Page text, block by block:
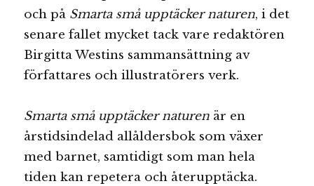
och på Smarta små upptäcker naturen, i det
senare fallet mycket tack vare redaktören
Birgitta Westins sammansättning av
författares och illustratörers verk.
Smarta små upptäcker naturen är en
årstidsindelad allåldersbok som växer
med barnet, samtidigt som man hela
tiden kan repetera och återupptäcka.